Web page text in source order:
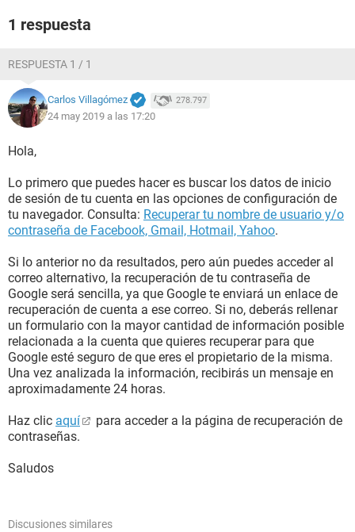
1 respuesta
RESPUESTA 1 / 1
Carlos Villagómez 278.797
24 may 2019 a las 17:20
Hola,
Lo primero que puedes hacer es buscar los datos de inicio
de sesión de tu cuenta en las opciones de configuración de
tu navegador. Consulta: Recuperar tu nombre de usuario y/o
contraseña de Facebook, Gmail, Hotmail, Yahoo.
Si lo anterior no da resultados, pero aún puedes acceder al
correo alternativo, la recuperación de tu contraseña de
Google será sencilla, ya que Google te enviará un enlace de
recuperación de cuenta a ese correo. Si no, deberás rellenar
un formulario con la mayor cantidad de información posible
relacionada a la cuenta que quieres recuperar para que
Google esté seguro de que eres el propietario de la misma.
Una vez analizada la información, recibirás un mensaje en
aproximadamente 24 horas.
Haz clic aquí
para acceder a la página de recuperación de
contraseñas.
Saludos
Discusiones similares